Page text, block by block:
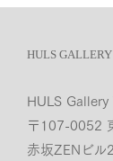
HULS GALLERY
HULS Gallery
〒107-0052
赤坂ZENビル